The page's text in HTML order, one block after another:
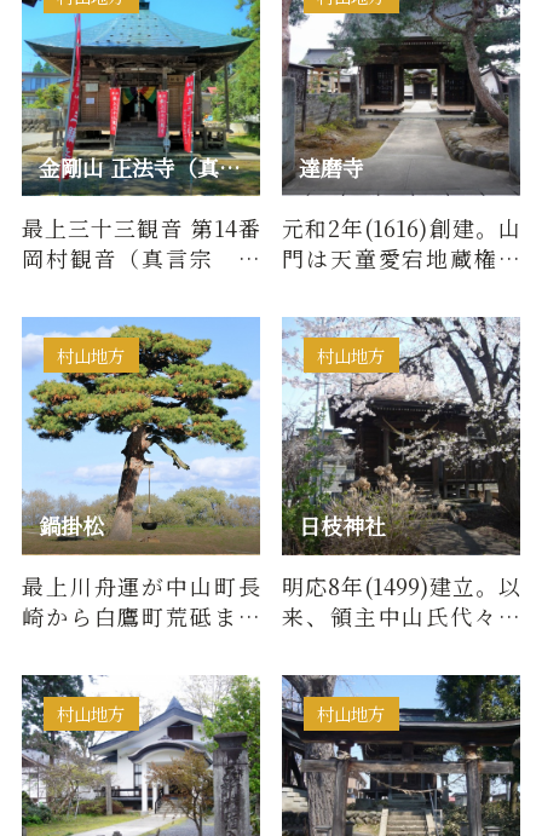
金剛山 正法寺（真言宗）/ 最上三十三観音 第14番岡村観音
最上三十三観音 第14番
岡村観音（真言宗 金
て■百物語（由来・歴
史）奈…
達磨寺
元和2年(1616)創建。山
門は天童愛宕地蔵権現
令により譲り受け建
立。江…
鍋掛松
村山地方
最上川舟運が中山町長
崎から白鷹町荒砥まで
（1694年）のこと。そ
れまでは…
日枝神社
村山地方
明応8年(1499)建立。以
来、領主中山氏代々の
り「雨乞い山王」とし
て尊崇…
村山地方 村山地方